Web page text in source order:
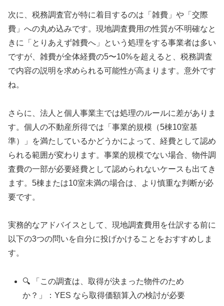
次に、税務調査官が特に着目するのは「雑費」や「交際
費」への丸め込みです。現地調査費用の性質が不明確なと
きに「とりあえず雑費へ」という処理をする事業者は多い
ですが、雑費が全体経費の5〜10%を超えると、税務調査
で内容の説明を求められる可能性が高まります。意外です
ね。
さらに、法人と個人事業主では処理のルールに差がありま
す。個人の不動産所得では「事業的規模（5棟10室基
準）」を満たしているかどうかによって、経費として認め
られる範囲が変わります。事業的規模でない場合、物件調
査費の一部が必要経費として認められないケースも出てき
ます。5棟または10室未満の場合は、より慎重な判断が必
要です。
実務的なアドバイスとして、現地調査費用を仕訳する前に
以下の3つの問いを自分に投げかけることをおすすめしま
す。
🔍 「この調査は、取得が決まった物件のため
か？」：YES なら取得価額算入の検討が必要